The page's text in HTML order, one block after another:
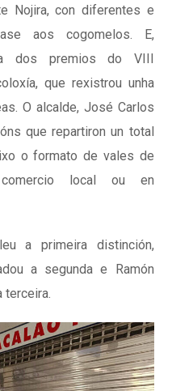
Nojira, con diferentes e
aos cogomelos. E,
dos premios do VIII
que rexistrou unha
O alcalde, José Carlos
que repartiron un total
o formato de vales de
local ou en
a primeira distinción,
a segunda e Ramón
terceira.